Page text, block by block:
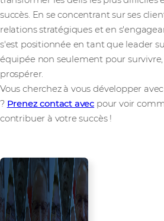
succès. En se concentrant sur ses
relations stratégiques et en
s'est positionnée en tant que leader
équipée non seulement pour
prospérer.
Vous cherchez à vous développer
? Prenez contact avec pour voir
contribuer à votre succès !